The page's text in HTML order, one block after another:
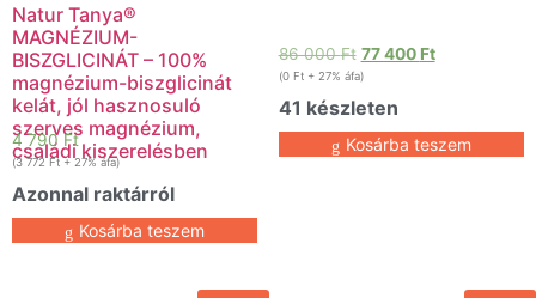
Natur Tanya®
MAGNÉZIUM-
BISZGLICINÁT – 100%
magnézium-biszglicinát
kelát, jól hasznosuló
szerves magnézium,
családi kiszerelésben
4 790 Ft
(3 772Ft+ 27% áfa)
Azonnal raktárról
Kosárba teszem
86 000Ft 77 400 Ft
(0 Ft+ 27% áfa)
41 készleten
Kosárba teszem